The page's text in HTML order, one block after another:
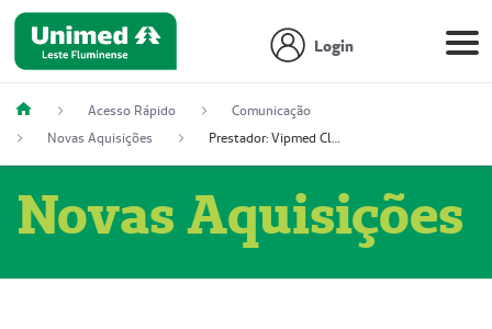
Login
Acesso Rápido
Comunicação
Novas Aquisições
Prestador: Vipmed Clínica Geral Ltda, 51004349-0 (Nome Fantasia: Policlínica Master)
Novas Aquisições